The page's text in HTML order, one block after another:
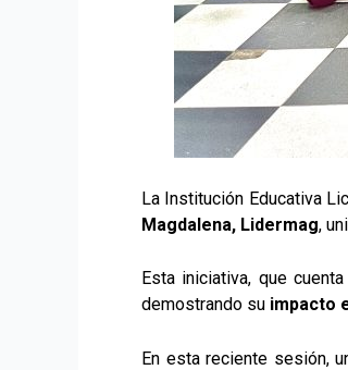
La Institución Educativa
Magdalena, Lidermag,
Esta iniciativa, que
demostrando su impacto
En esta reciente sesión,